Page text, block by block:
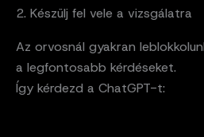
2. Készülj fel vele a vizsgálatra
Az orvosnál gyakran
a legfontosabb kérdéseket.
Így kérdezd a ChatGPT-t: